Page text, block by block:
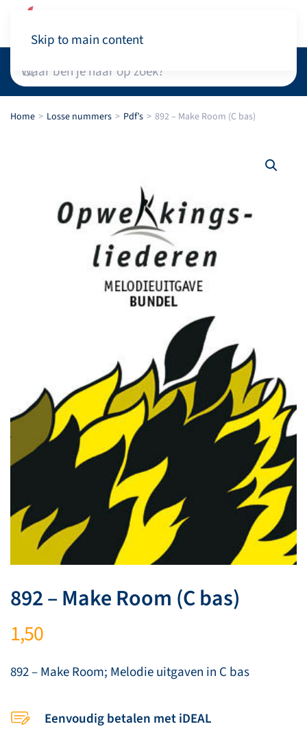
Skip to main content
Home Losse nummers Pdf’s 892 – Make Room (C bas)
892 – Make Room (C bas)
1,50
892 – Make Room; Melodie uitgaven in C bas
Eenvoudig betalen met iDEAL